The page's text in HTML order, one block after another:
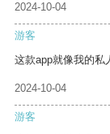
2024-10-04
游客
这款app就像我的私
2024-10-04
游客